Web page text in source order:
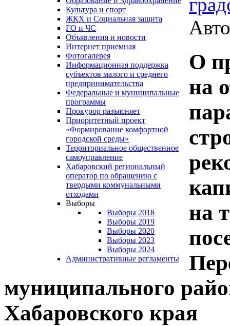
Культура и спорт
ЖКХ и Социальная защита
ГО и ЧС
Объявления и новости
Интернет приемная
Фотогалерея
Информационная поддержка
субъектов малого и среднего
предпринимательства
Федеральные и муниципальные
программы
Прокурор разъясняет
Приоритетный проект
«Формирование комфортной
городской среды»
Территориальное общественное
самоуправление
Хабаровский региональный
оператор по обращению с
твердыми коммунальными
отходами
Выборы
Выборы 2018
Выборы 2019
Выборы 2020
Выборы 2023
Выборы 2024
Административные регламенты
О
на
на
муниципального
Хабаровского края